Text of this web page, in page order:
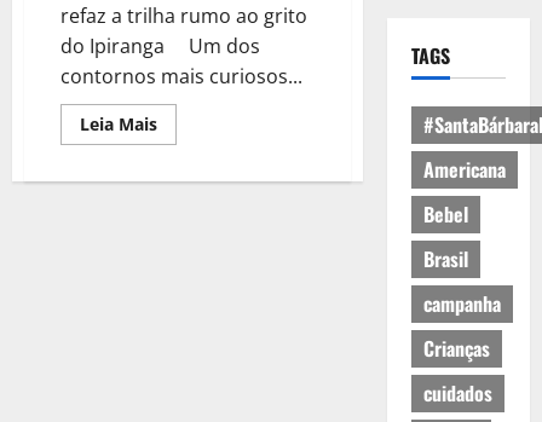
refaz a trilha rumo ao grito
do Ipiranga Um dos
contornos mais curiosos...
Leia Mais
TAGS
Americana
Bebel
Brasil
campanha
Crianças
cuidados